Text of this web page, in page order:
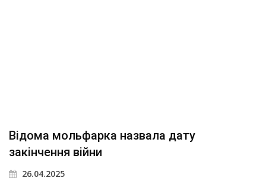
Відома мольфарка назвала дату
закінчення війни
26.04.2025